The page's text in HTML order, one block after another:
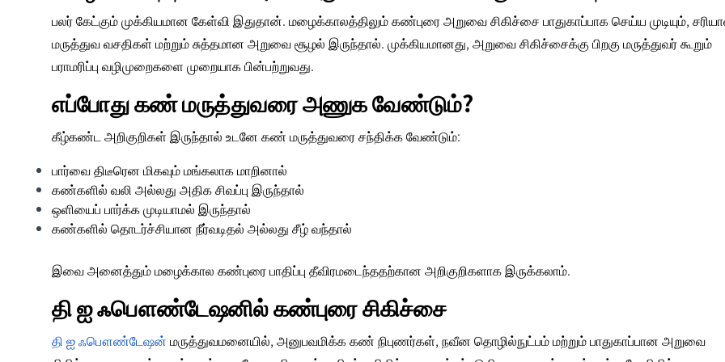
பலர் கேட்கும் முக்கியமான கேள்வி இதுதான். மழைக்காலத்திலும் கண்புரை அறுவை சிகிச்சை பாதுகாப்பாக செய்ய முடியும்,
மருத்துவ வசதிகள் மற்றும் சுத்தமான அறுவை சூழல் இருந்தால். முக்கியமானது, அறுவை சிகிச்சைக்கு பிறகு மருத்துவர் கூறும்
பராமரிப்பு வழிமுறைகளை முறையாக பின்பற்றுவது.
எப்போது கண் மருத்துவரை அணுக வேண்டும்?
கீழ்கண்ட அறிகுறிகள் இருந்தால் உடனே கண் மருத்துவரை சந்திக்க வேண்டும்:
பார்வை திடீரென மிகவும் மங்கலாக மாறினால்
கண்களில் வலி அல்லது அதிக சிவப்பு இருந்தால்
ஒளியைப் பார்க்க முடியாமல் இருந்தால்
கண்களில் தொடர்ச்சியான நீர்வடிதல் அல்லது சீழ் வந்தால்
இவை அனைத்தும்மழைக்கால கண்புரை பாதிப்பு தீவிரமடைந்ததற்கான அறிகுறிகளாக இருக்கலாம்.
தி ஐ ஃபௌண்டேஷனில் கண்புரை சிகிச்சை
தி ஐ ஃபௌண்டேஷன் மருத்துவமனையில், அனுபவமிக்க கண் நிபுணர்கள், நவீன தொழில்நுட்பம் மற்றும் பாதுகாப்பான அறுவை